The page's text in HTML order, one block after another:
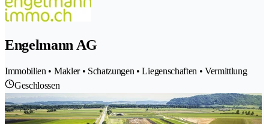
Engelmann AG
Immobilien • Makler • Schatzungen • Liegenschaften • Vermittlung
Geschlossen